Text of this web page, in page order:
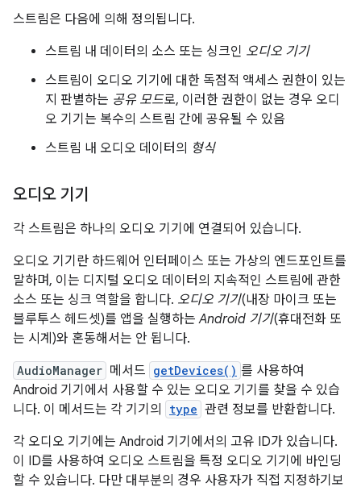
스트림은 다음에 의해 정의됩니다.
스트림 내 데이터의 소스 또는 싱크인 오디오 기기
스트림이 오디오 기기에 대한 독점적 액세스 권한이 있는
지 판별하는 공유 모드로, 이러한 권한이 없는 경우 오디
오 기기는 복수의 스트림 간에 공유될 수 있음
스트림 내 오디오 데이터의 형식
오디오 기기
각 스트림은 하나의 오디오 기기에 연결되어 있습니다.
오디오 기기란 하드웨어 인터페이스 또는 가상의 엔드포인트를
말하며, 이는 디지털 오디오 데이터의 지속적인 스트림에 관한
소스 또는 싱크 역할을 합니다. 오디오 기기(내장 마이크 또는
블루투스 헤드셋)를 앱을 실행하는Android 기기(휴대전화 또
는 시계)와 혼동해서는 안 됩니다.
AudioManager 메서드 getDevices() 를 사용하여
Android 기기에서 사용할 수 있는 오디오 기기를 찾을 수 있습
니다. 이 메서드는 각 기기의
type 관련 정보를 반환합니다.
각 오디오 기기에는 Android 기기에서의 고유 ID가 있습니다.
이 ID를 사용하여 오디오 스트림을 특정 오디오 기기에 바인딩
할 수 있습니다. 다만 대부분의 경우 사용자가 직접 지정하기보